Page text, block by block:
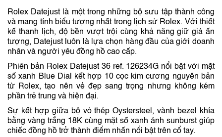
Rolex Datejust là một trong những bộ sưu tập thành công
và mang tính biểu tượng nhất trong lịch sử Rolex. Với thiết
kế thanh lịch, độ bền vượt trội cùng khả năng giữ giá ấn
tượng, Datejust luôn là lựa chọn hàng đầu của giới doanh
nhân và người yêu đồng hồ cao cấp.
Phiên bản Rolex Datejust 36 ref. 126234G nổi bật với mặt
số xanh Blue Dial kết hợp 10 cọc kim cương nguyên bản
từ Rolex, tạo nên vẻ đẹp sang trọng nhưng không kém
phần trẻ trung và hiện đại.
Sự kết hợp giữa bộ vỏ thép Oystersteel, vành bezel khía
bằng vàng trắng 18K cùng mặt số xanh ánh sunburst giúp
chiếc đồng hồ trở thành điểm nhấn nổi bật trên cổ tay.